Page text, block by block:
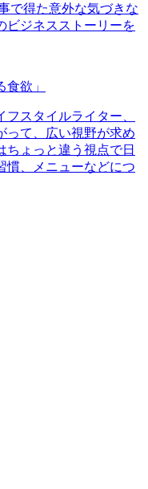
で得た意外な気づきな
ビジネスストーリーを
欲」
スタイルライター、
って、広い視野が求め
ちょっと違う視点で日
慣、メニューなどにつ